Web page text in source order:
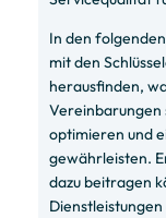
In den
mit den
herausfinden,
Vereinbarungen
optimieren und
gewährleisten.
dazu beitragen